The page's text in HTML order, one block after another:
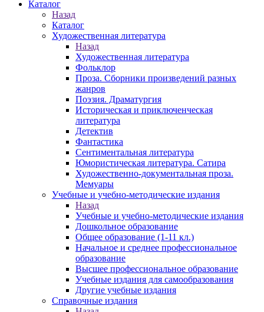
Каталог
Назад
Каталог
Художественная литература
Назад
Художественная литература
Фольклор
Проза. Сборники произведений разных
жанров
Поэзия. Драматургия
Историческая и приключенческая
литература
Детектив
Фантастика
Сентиментальная литература
Юмористическая литература. Сатира
Художественно-документальная проза.
Мемуары
Учебные и учебно-методические издания
Назад
Учебные и учебно-методические издания
Дошкольное образование
Общее образование (1-11 кл.)
Начальное и среднее профессиональное
образование
Высшее профессиональное образование
Учебные издания для самообразования
Другие учебные издания
Справочные издания